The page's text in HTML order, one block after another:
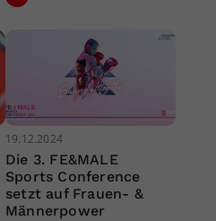
19.12.2024
Die 3. FE&MALE
Sports Conference
setzt auf Frauen- &
Männerpower